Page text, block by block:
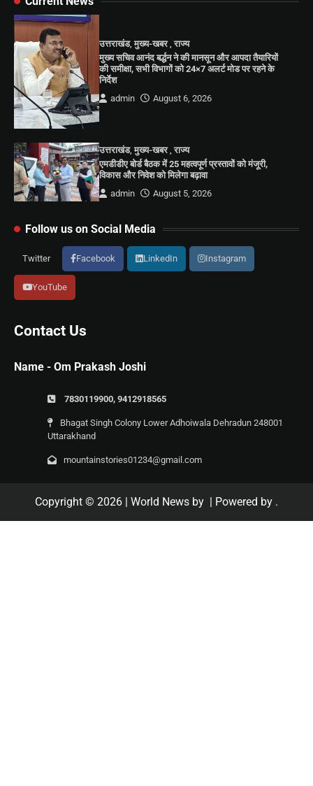
उत्तराखंड,मुख्य-खबर,राज्य
मुख्य सचिव आनंद बर्द्धन ने की मानसून और आपदा तैयारियों
की समीक्षा, सभी विभागों को 24×7 अलर्ट मोड पर रहने के
निर्देश
admin
August 6, 2026
उत्तराखंड,मुख्य-खबर,राज्य
एमडीडीए बोर्ड बैठक में 25 महत्वपूर्ण प्रस्तावों को मंजूरी,
विकास और निवेश को मिलेगा बढ़ावा
admin
August 5, 2026
Follow us on Social Media
Twitter Facebook LinkedIn Instagram
YouTube
Contact Us
Name - Om Prakash Joshi
7830119900, 9412918565
Bhagat Singh Colony Lower Adhoiwala Dehradun 248001
Uttarakhand
mountainstories01234@gmail.com
Copyright © 2026 | World News by | Powered by .